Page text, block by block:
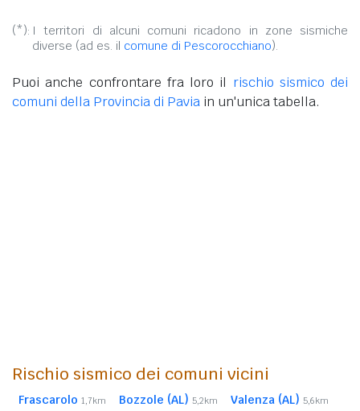
(*): I territori di alcuni comuni ricadono in zone sismiche
diverse (ad es. il comune di Pescorocchiano).
Puoi anche confrontare fra loro il rischio sismico dei
comuni della Provincia di Pavia in un'unica tabella.
Rischio sismico dei comuni vicini
Frascarolo 1,7km Bozzole (AL) 5,2km Valenza (AL) 5,6km